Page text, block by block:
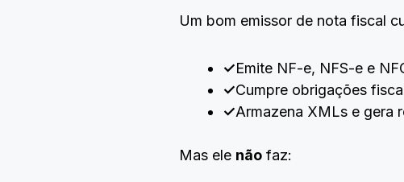
Um bom emissor de nota fiscal
✓Emite NF-e, NFS-e e
✓Cumpre obrigações
✓Armazena XMLs e gera
Mas ele não faz: